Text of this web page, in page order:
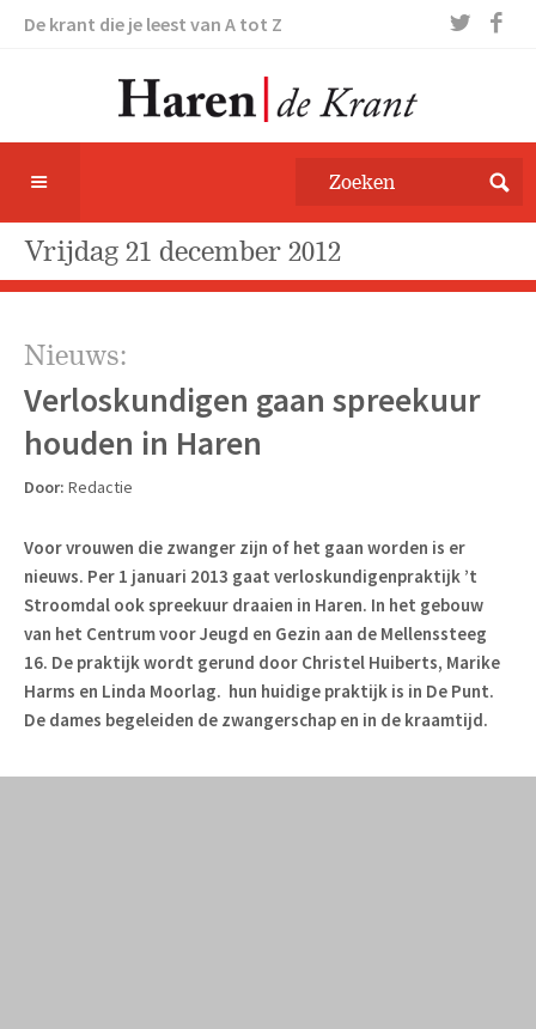
De krant die je leest van A tot Z
vrijdag 21 december 2012
Nieuws:
Verloskundigen gaan spreekuur
houden in Haren
Door: Redactie
Voor vrouwen die zwanger zijn of het gaan worden is er
nieuws. Per 1 januari 2013 gaat verloskundigenpraktijk ’t
Stroomdal ook spreekuur draaien in Haren. In het gebouw
van het Centrum voor Jeugd en Gezin aan de Mellenssteeg
16. De praktijk wordt gerund door Christel Huiberts, Marike
Harms en Linda Moorlag. hun huidige praktijk is in De Punt.
De dames begeleiden de zwangerschap en in de kraamtijd.